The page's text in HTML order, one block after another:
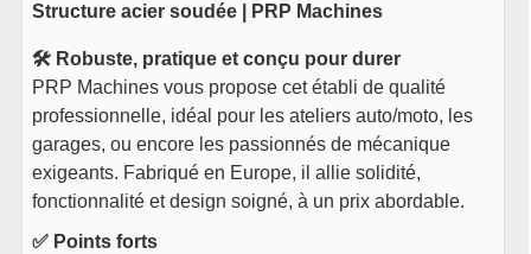
Structure acier soudée | PRP Machines
🛠️ Robuste, pratique et conçu pour durer
PRP Machines vous propose cet établi de qualité
professionnelle, idéal pour les ateliers auto/moto, les
garages, ou encore les passionnés de mécanique
exigeants. Fabriqué en Europe, il allie solidité,
fonctionnalité et design soigné, à un prix abordable.
✅ Points forts